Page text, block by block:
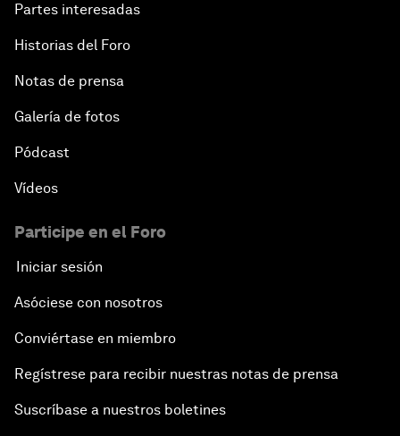
Partes interesadas
Historias del Foro
Notas de prensa
Galería de fotos
Pódcast
Vídeos
Participe en el Foro
Iniciar sesión
Asóciese con nosotros
Conviértase en miembro
Regístrese para recibir nuestras notas de prensa
Suscríbase a nuestros boletines